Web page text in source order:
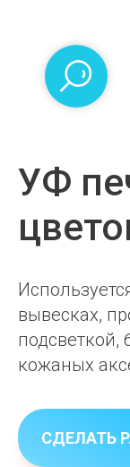
УФ
вывесках,
подсветкой,
кожаных
СДЕЛАТЬ